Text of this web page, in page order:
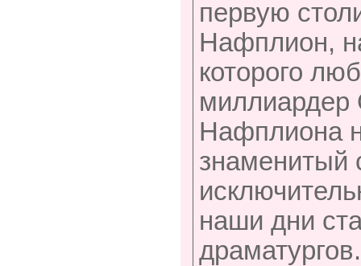
первую
Нафплион,
которого
миллиардер
Нафплиона
знаменитый
наши дни
драматургов.